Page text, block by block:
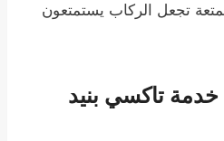
تجعل الركاب يستمتعون
خدمة تاكسي بنيد